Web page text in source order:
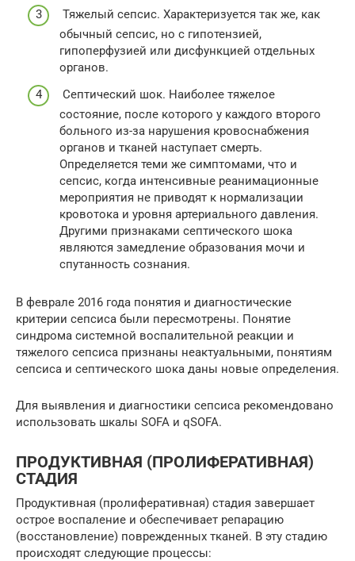
Тяжелый сепсис. Характеризуется так же, как
обычный сепсис, но с гипотензией,
гипоперфузией или дисфункцией отдельных
органов.
Септический шок. Наиболее тяжелое
состояние, после которого у каждого второго
больного из-за нарушения кровоснабжения
органов и тканей наступает смерть.
Определяется теми же симптомами, что и
сепсис, когда интенсивные реанимационные
мероприятия не приводят к нормализации
кровотока и уровня артериального давления.
Другими признаками септического шока
являются замедление образования мочи и
спутанность сознания.
В феврале 2016 года понятия и диагностические
критерии сепсиса были пересмотрены. Понятие
синдрома системной воспалительной реакции и
тяжелого сепсиса признаны неактуальными, понятиям
сепсиса и септического шока даны новые определения.
Для выявления и диагностики сепсиса рекомендовано
использовать шкалы SOFA и qSOFA.
ПРОДУКТИВНАЯ (ПРОЛИФЕРАТИВНАЯ)
СТАДИЯ
Продуктивная (пролиферативная) стадия завершает
острое воспаление и обеспечивает репарацию
(восстановление) поврежденных тканей. В эту стадию
происходят следующие процессы: